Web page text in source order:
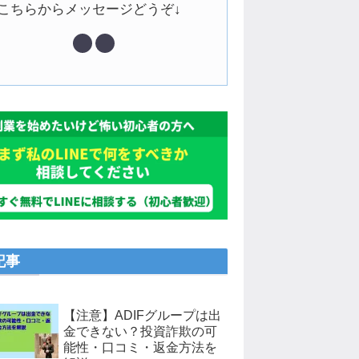
ちらからメッセージどうぞ↓
事
【注意】ADIFグループは出
金できない？投資詐欺の可
能性・口コミ・返金方法を